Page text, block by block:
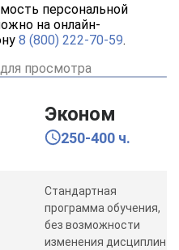
персональной
на онлайн-
8 (800) 222-70-59.
просмотра
Эконом
250-400 ч.
Стандартная
программа обучения,
без возможности
изменения дисциплин